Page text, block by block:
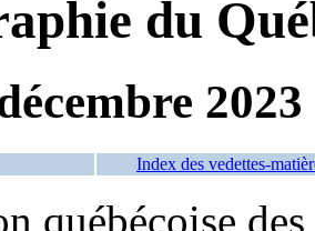
du
2023
Index des vedettes-
québécoise